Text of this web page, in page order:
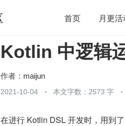
首页 月更活
开源 架构
Kotlin 中逻辑
作者： maijun
2021-10-04 本文字数：2573 字
在进行 Kotlin DSL 开发时，用到